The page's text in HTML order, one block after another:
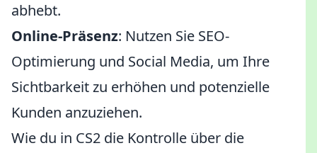
abhebt.
Online-Präsenz: Nutzen Sie SEO-
Optimierung und Social Media, um Ihre
Sichtbarkeit zu erhöhen und potenzielle
Kunden anzuziehen.
Wie du in CS2 die Kontrolle über die